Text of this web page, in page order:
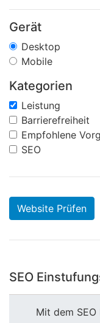
Gerät
Desktop
Mobile
Kategorien
Leistung
Barrierefreiheit
Empfohlene
SEO
Website Prüfen
SEO
Mit dem